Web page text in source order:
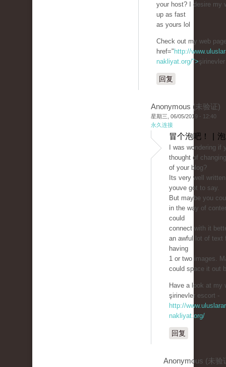
your host? I desire my
up as fast
as yours lol
Check out my web
href=" http://
nakliyat.org/">
回复
Anonymous (未验证)
星期三, 06/05/2019 - 12:40
永久连接
冒个泡吧！ |
I was wondering if
thought of
of your blog?
Its very well
youve got to say.
But maybe you
in the way of
could
connect with it
an awful lot of text
having
1 or two images.
could space it out
Have a look at my
şirinevler escort -
http://
nakliyat.org/
回复
Anonymous (未验